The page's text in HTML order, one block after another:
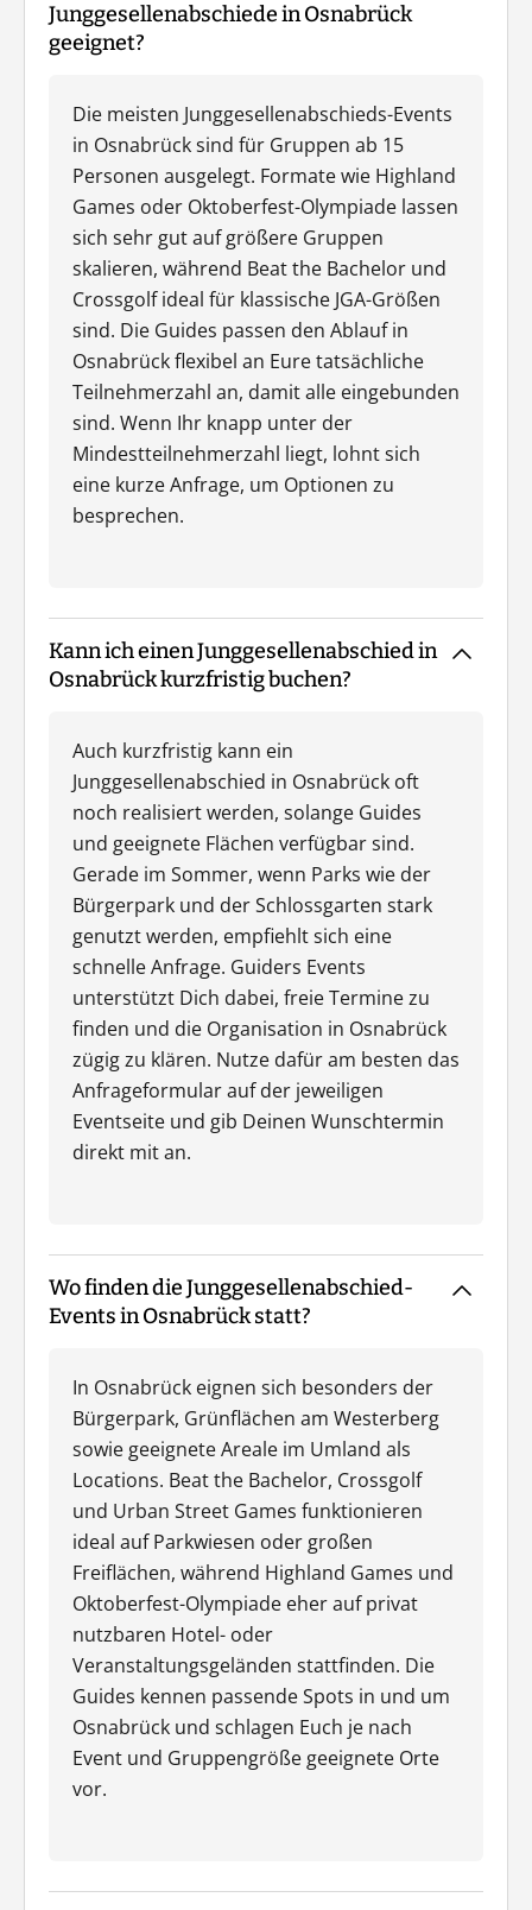
Junggesellenabschiede in Osnabrück
geeignet?
Die meisten Junggesellenabschieds-Events
in Osnabrück sind für Gruppen ab 15
Personen ausgelegt. Formate wie Highland
Games oder Oktoberfest-Olympiade lassen
sich sehr gut auf größere Gruppen
skalieren, während Beat the Bachelor und
Crossgolf ideal für klassische JGA-Größen
sind. Die Guides passen den Ablauf in
Osnabrück flexibel an Eure tatsächliche
Teilnehmerzahl an, damit alle eingebunden
sind. Wenn Ihr knapp unter der
Mindestteilnehmerzahl liegt, lohnt sich
eine kurze Anfrage, um Optionen zu
besprechen.
Kann ich einen Junggesellenabschied in
Osnabrück kurzfristig buchen?
Auch kurzfristig kann ein
Junggesellenabschied in Osnabrück oft
noch realisiert werden, solange Guides
und geeignete Flächen verfügbar sind.
Gerade im Sommer, wenn Parks wie der
Bürgerpark und der Schlossgarten stark
genutzt werden, empfiehlt sich eine
schnelle Anfrage. Guiders Events
unterstützt Dich dabei, freie Termine zu
finden und die Organisation in Osnabrück
zügig zu klären. Nutze dafür am besten das
Anfrageformular auf der jeweiligen
Eventseite und gib Deinen Wunschtermin
direkt mit an.
Wo finden die Junggesellenabschied-
Events in Osnabrück statt?
In Osnabrück eignen sich besonders der
Bürgerpark, Grünflächen am Westerberg
sowie geeignete Areale im Umland als
Locations. Beat the Bachelor, Crossgolf
und Urban Street Games funktionieren
ideal auf Parkwiesen oder großen
Freiflächen, während Highland Games und
Oktoberfest-Olympiade eher auf privat
nutzbaren Hotel- oder
Veranstaltungsgeländen stattfinden. Die
Guides kennen passende Spots in und um
Osnabrück und schlagen Euch je nach
Event und Gruppengröße geeignete Orte
vor.